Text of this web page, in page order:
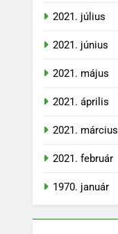
2021. július
2021. június
2021. május
2021. április
2021. március
2021. február
1970. január